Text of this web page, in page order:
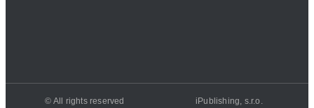
© All rights reserved iPublishing, s.r.o.